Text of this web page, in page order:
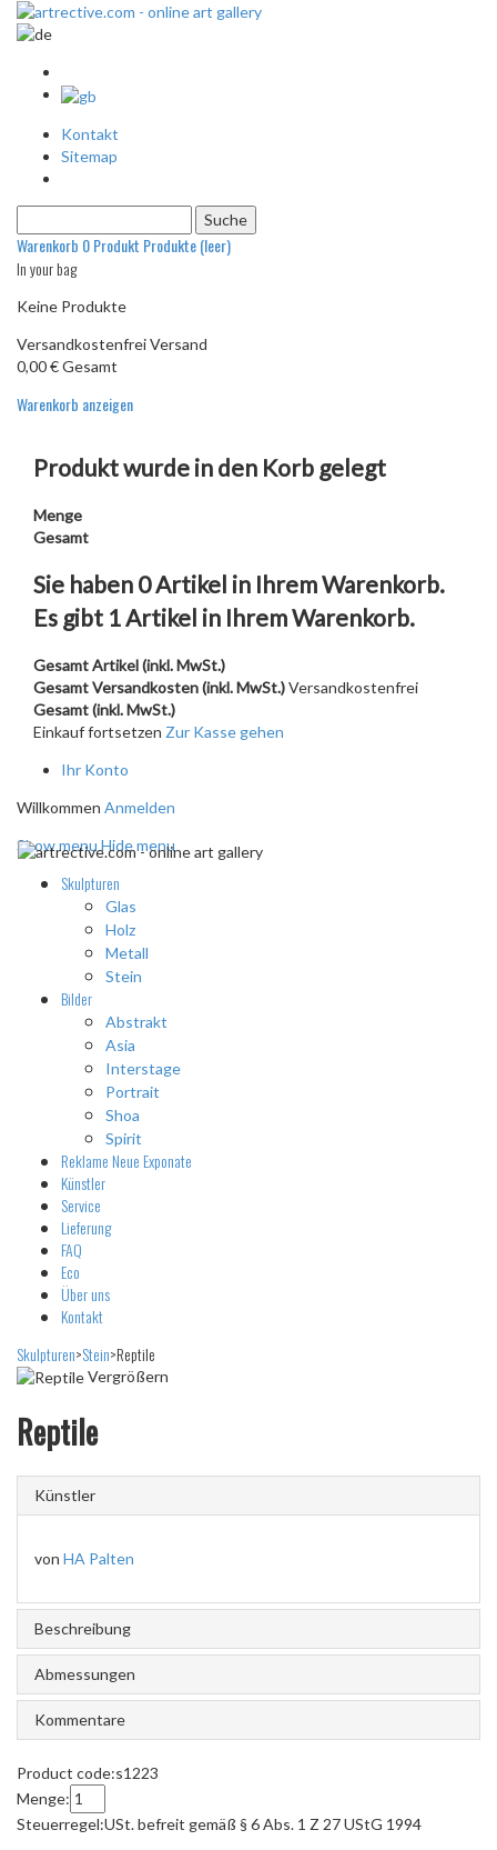
Kontakt
Sitemap
Warenkorb 0Produkt Produkte(leer)
In your bag
Keine Produkte
VersandkostenfreiVersand
0,00 €Gesamt
Warenkorb anzeigen
Produkt wurde in den Korb gelegt
Menge
Gesamt
Sie haben 0Artikel in Ihrem Warenkorb.
Es gibt 1 Artikel in Ihrem Warenkorb.
Gesamt Artikel (inkl. MwSt.)
Gesamt Versandkosten (inkl. MwSt.)Versandkostenfrei
Gesamt (inkl. MwSt.)
Einkauf fortsetzen Zur Kasse gehen
Ihr Konto
Willkommen Anmelden
Show menu Hide menu
Skulpturen
Glas
Holz
Metall
Stein
Bilder
Abstrakt
Asia
Interstage
Portrait
Shoa
Spirit
Reklame Neue Exponate
Künstler
Service
Lieferung
FAQ
Eco
Über uns
Kontakt
Skulpturen>Stein>Reptile
Vergrößern
Reptile
Künstler
von HA Palten
Beschreibung
Abmessungen
Kommentare
Product code:s1223
Menge:
Steuerregel:USt. befreit gemäß § 6 Abs. 1 Z 27 UStG 1994